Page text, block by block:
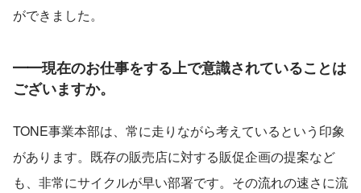
ができました。
━━現在のお仕事をする上で意識されていることは
ございますか。
TONE事業本部は、常に走りながら考えているという印象
があります。既存の販売店に対する販促企画の提案など
も、非常にサイクルが早い部署です。その流れの速さに流